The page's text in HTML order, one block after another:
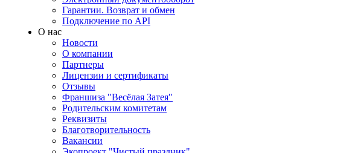
Гарантии. Возврат и обмен
Подключение по API
О нас
Новости
О компании
Партнеры
Лицензии и сертификаты
Отзывы
Франшиза "Весёлая Затея"
Родительским комитетам
Реквизиты
Благотворительность
Вакансии